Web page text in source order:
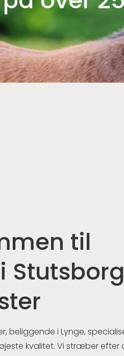
til
Stutsborg
beliggende i Lynge,
kvalitet. Vi stræber efter